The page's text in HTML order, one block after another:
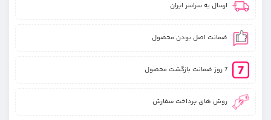
ارسال به سراسر ایران
ضمانت اصل بودن محصول
7 روز ضمانت بازگشت محصول
روش های پرداخت سفارش